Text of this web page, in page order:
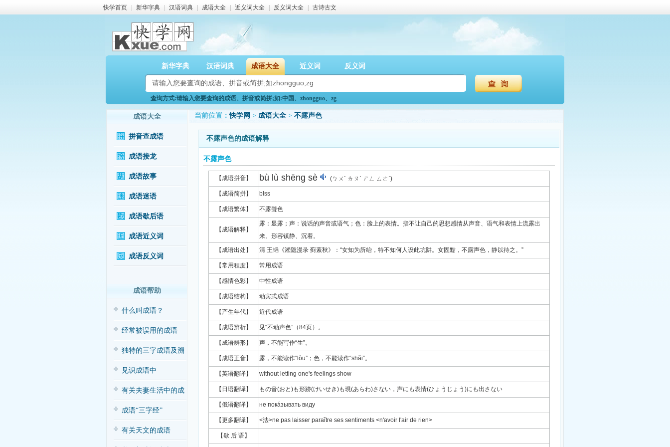
快学首页 新华字典 汉语词典 成语大全 近义词大全 反义词大全 古诗古文
新华字典 汉语词典 成语大全 近义词 反义词
查询方式:请输入您要查询的成语、拼音或简拼;如:中国、zhongguo、zg
成语大全
拼音查成语
成语接龙
成语故事
成语迷语
成语歇后语
成语近义词
成语反义词
成语帮助
什么叫成语？
经常被误用的成语
独特的三字成语及溯
源
见识成语中
的“三”与“五”
有关夫妻生活中的成
语应用（搞笑
成语“三字经”
有关天文的成语
当前位置：快学网 > 成语大全 > 不露声色
不露声色的成语解释
不露声色
【成语拼音】 bù lù shēng sè (ㄅㄨˋ ㄌㄡˋ ㄕㄥ ㄙㄜˋ)
【成语简拼】 blss
【成语繁体】 不露聲色
【成语解释】
露：显露；声：说话的声音或语气；色：脸上的表情。指不让自己的思想感情从声音、语气和表情上流露出
来。形容镇静、沉着。
【成语出处】
清 王韬《淞隐漫录 蓟素秋》：“女知为所绐，特不知何人设此坑阱。女固黠，不露声色，静以待之。”
【常用程度】 常用成语
【感情色彩】 中性成语
【成语结构】 动宾式成语
【产生年代】 近代成语
【成语辨析】 见“不动声色”（84页）。
【成语辨形】 声，不能写作“生”。
【成语正音】 露，不能读作“lòu”；色，不能读作“shǎi”。
【英语翻译】 without letting one's feelings show
【日语翻译】 もの音(おと)も形跡(けいせき)も現(あらわ)さない，声にも表情(ひょうじょう)にも出さない
【俄语翻译】 не покáзывать виду
【更多翻译】 <法>ne pas laisser paraǐtre ses sentiments <n'avoir l'air de rien>
【歇 后 语】